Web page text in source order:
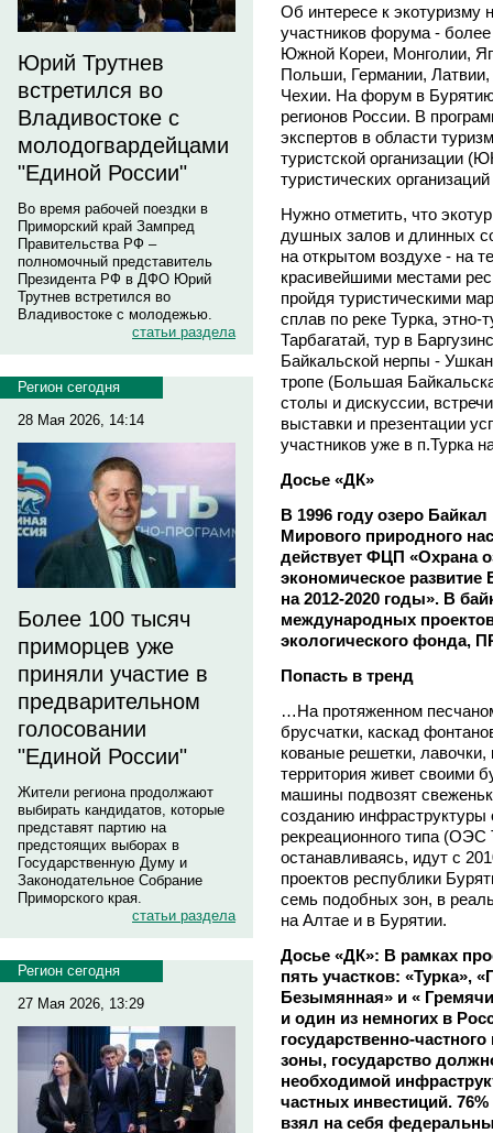
Юрий Трутнев
встретился во
Владивостоке с
молодогвардейцами
"Единой России"
Во время рабочей поездки в
Приморский край Зампред
Правительства РФ –
полномочный представитель
Президента РФ в ДФО Юрий
Трутнев встретился во
Владивостоке с молодежью.
статьи раздела
Регион сегодня
28 Мая 2026, 14:14
Более 100 тысяч
приморцев уже
приняли участие в
предварительном
голосовании
"Единой России"
Жители региона продолжают
выбирать кандидатов, которые
представят партию на
предстоящих выборах в
Государственную Думу и
Законодательное Собрание
Приморского края.
статьи раздела
Регион сегодня
27 Мая 2026, 13:29
Об интересе к экотуризму
участников форума -
Южной Кореи, Монголии,
Польши, Германии,
Чехии. На форум в
регионов России. В
экспертов в области
туристской организации
туристических
Нужно отметить, что
душных залов и длинных
на открытом воздухе - на
красивейшими местами
пройдя туристическими
сплав по реке Турка, этно-
Тарбагатай, тур в
Байкальской нерпы -
тропе (Большая
столы и дискуссии,
выставки и презентации
участников уже в п.Турка
Досье «ДК»
В 1996 году озеро
Мирового природного
действует ФЦП «Охрана
экономическое
на 2012-2020 годы». В
международных
экологического фонда,
Попасть в тренд
…На протяженном
брусчатки, каскад
кованые решетки,
территория живет своими
машины подвозят
созданию инфраструктуры
рекреационного типа (ОЭС
останавливаясь, идут с
проектов республики
семь подобных зон, в
на Алтае и в Бурятии.
Досье «ДК»: В рамках
пять участков: «Турка»,
Безымянная» и «
и один из немногих в
государственно-
зоны, государство
необходимой
частных инвестиций.
взял на себя